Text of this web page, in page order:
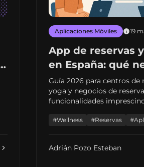
Aplicaciones Móviles 19
App de reservas
en España: qué
cuánto cuesta y
Guía 2026 para centros de
yoga y negocios de
funcionalidades
(+200 reservas/día).
#Wellness #Reservas
Adrián Pozo Esteban